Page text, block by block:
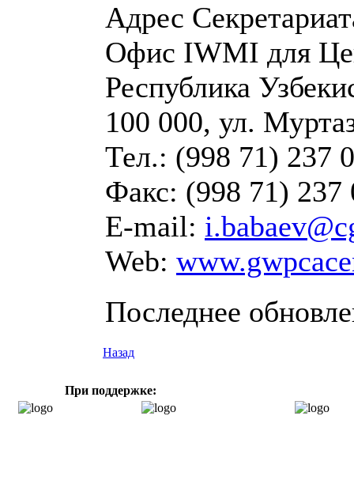
Адрес
Офис IWMI для
Республика
100 000, ул.
Тел.: (998 71) 237
Факс: (998 71) 237
E-mail:
Web:
Последнее
Назад
При поддержке: